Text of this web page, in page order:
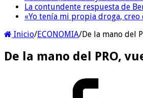
La contundente respuesta de
«Yo tenía mi propia droga,
Inicio/ECONOMIA/De la mano del
De la mano del PRO,